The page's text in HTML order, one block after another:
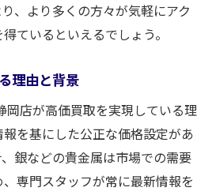
、より多くの方々が気軽にアク
ているといえるでしょう。
理由と背景
岡店が高価買取を実現している理
を基にした公正な価格設定があ
銀などの貴金属は市場での需要
専門スタッフが常に最新情報を